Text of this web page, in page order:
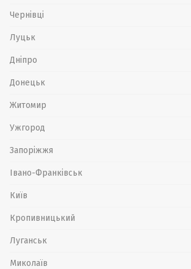
Чернівці
Луцьк
Дніпро
Донецьк
Житомир
Ужгород
Запоріжжя
Івано-Франківськ
Київ
Кропивницький
Луганськ
Миколаїв